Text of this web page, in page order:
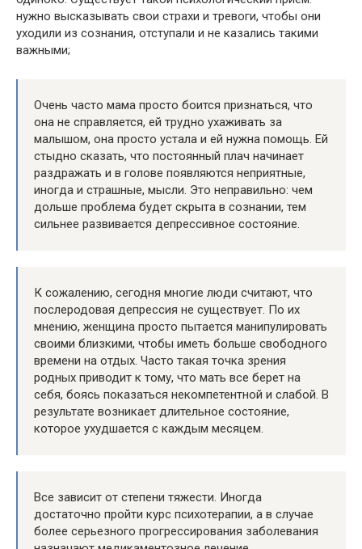
нужно высказывать свои страхи и тревоги, чтобы они
уходили из сознания, отступали и не казались такими
важными;
Очень часто мама просто боится признаться, что
она не справляется, ей трудно ухаживать за
малышом, она просто устала и ей нужна помощь. Ей
стыдно сказать, что постоянный плач начинает
раздражать и в голове появляются неприятные,
иногда и страшные, мысли. Это неправильно: чем
дольше проблема будет скрыта в сознании, тем
сильнее развивается депрессивное состояние.
К сожалению, сегодня многие люди считают, что
послеродовая депрессия не существует. По их
мнению, женщина просто пытается манипулировать
своими близкими, чтобы иметь больше свободного
времени на отдых. Часто такая точка зрения
родных приводит к тому, что мать все берет на
себя, боясь показаться некомпетентной и слабой. В
результате возникает длительное состояние,
которое ухудшается с каждым месяцем.
Все зависит от степени тяжести. Иногда
достаточно пройти курс психотерапии, а в случае
более серьезного прогрессирования заболевания